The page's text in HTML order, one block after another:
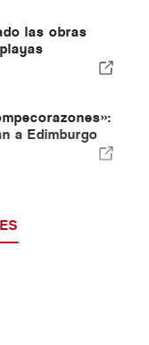
las obras
a Edimburgo
siguiente